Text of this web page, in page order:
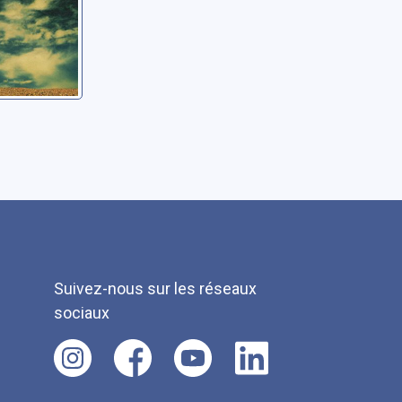
Suivez-nous sur les réseaux
sociaux